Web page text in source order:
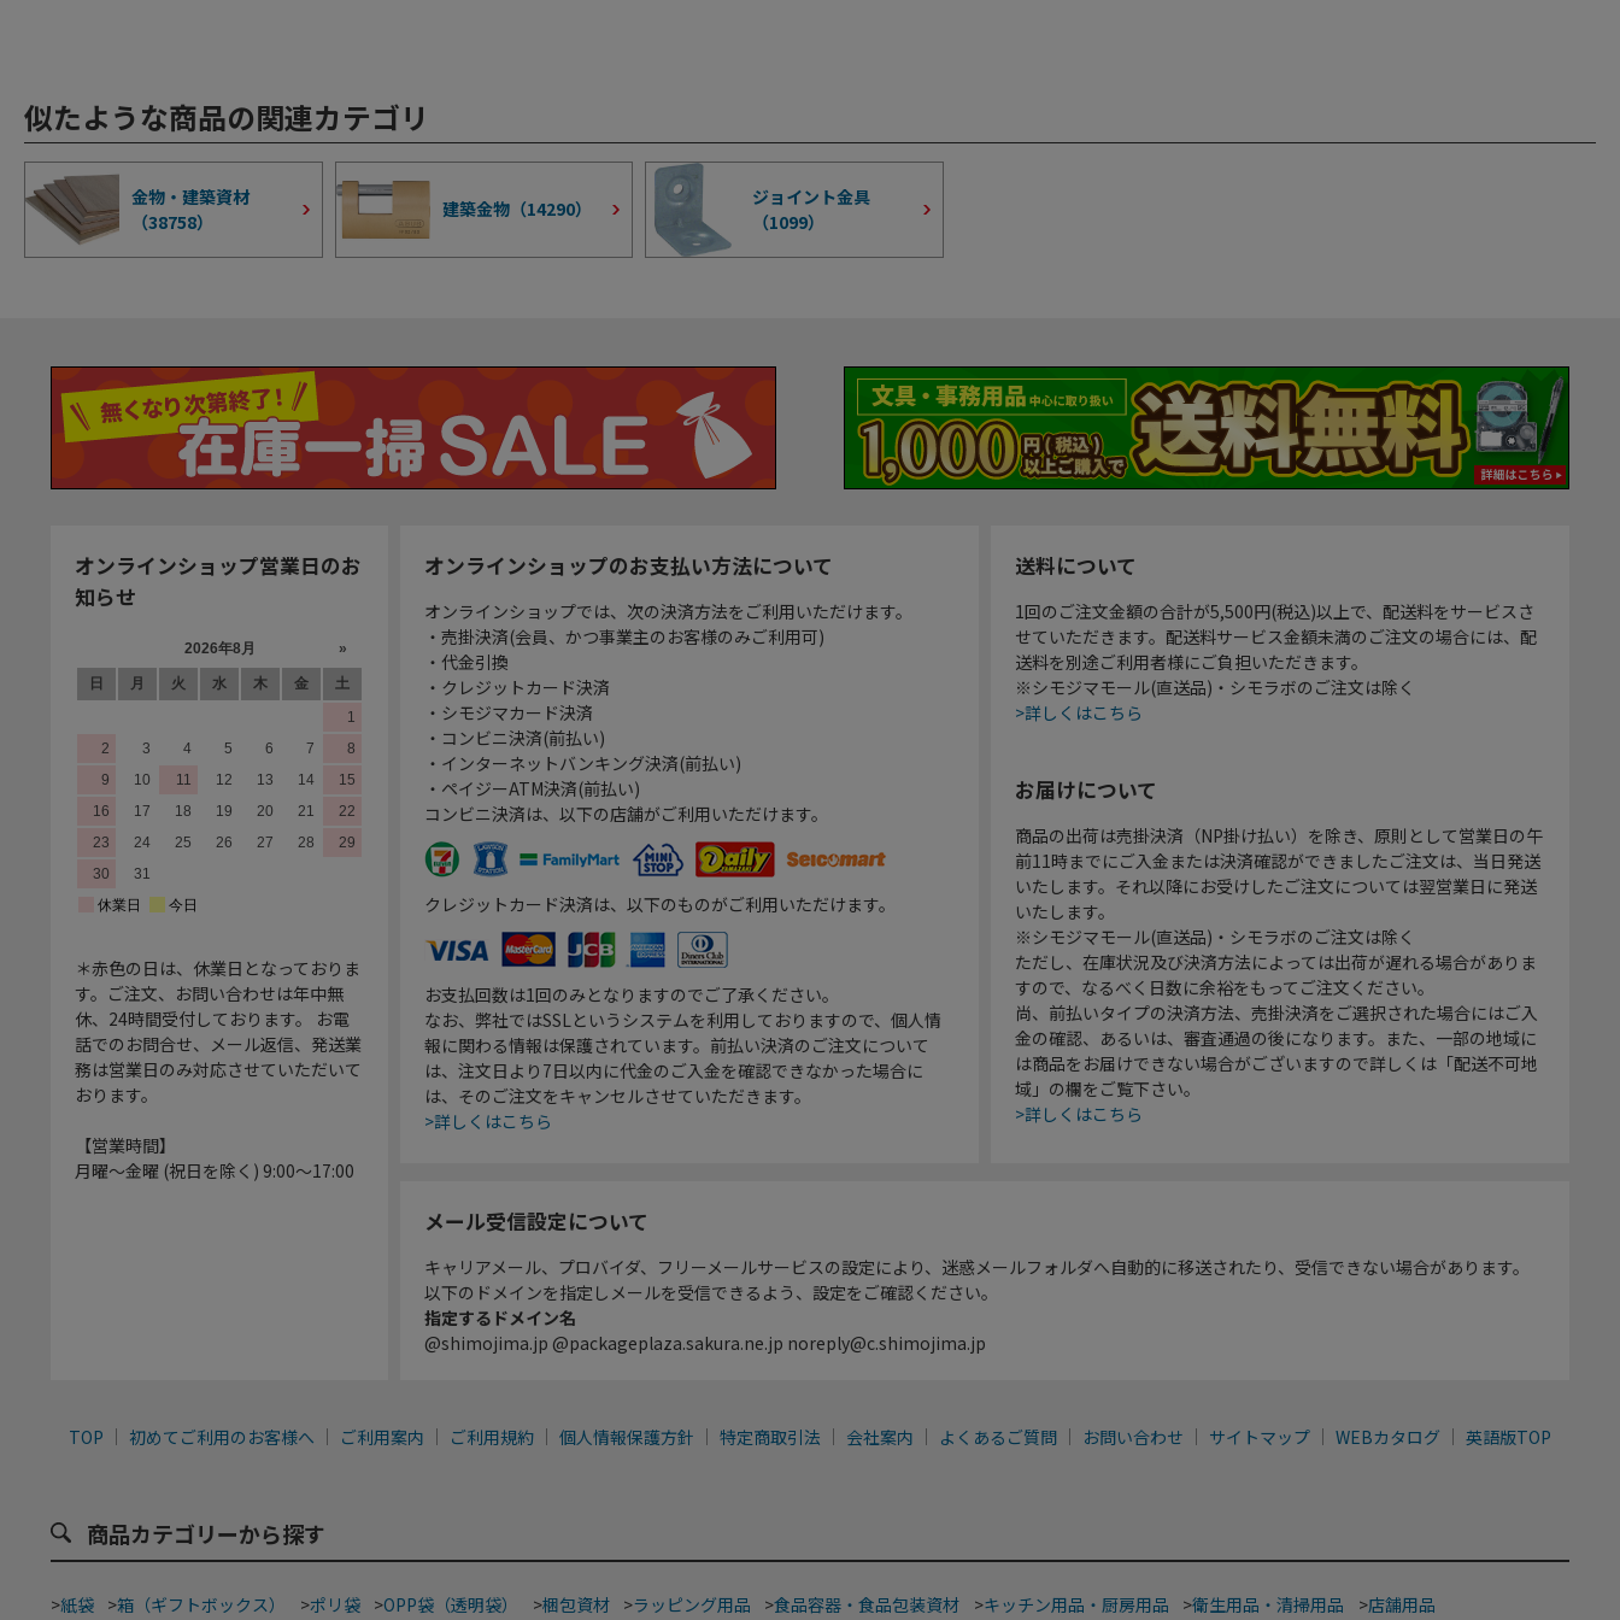
似たような商品の関連カテゴリ
金物・建築資材
（38758）
建築金物（14290）
ジョイント金具
（1099）
オンラインショップ営業日のお
知らせ
＊赤色の日は、休業日となっておりま
す。ご注文、お問い合わせは年中無
休、24時間受付しております。 お電
話でのお問合せ、メール返信、発送業
務は営業日のみ対応させていただいて
おります。
【営業時間】
月曜～金曜 (祝日を除く) 9:00～17:00
オンラインショップのお支払い方法について
オンラインショップでは、次の決済方法をご利用いただけます。
・売掛決済(会員、かつ事業主のお客様のみご利用可)
・代金引換
・クレジットカード決済
・シモジマカード決済
・コンビニ決済(前払い)
・インターネットバンキング決済(前払い)
・ペイジーATM決済(前払い)
コンビニ決済は、以下の店舗がご利用いただけます。
クレジットカード決済は、以下のものがご利用いただけます。
お支払回数は1回のみとなりますのでご了承ください。
なお、弊社ではSSLというシステムを利用しておりますので、個人情
報に関わる情報は保護されています。前払い決済のご注文について
は、注文日より7日以内に代金のご入金を確認できなかった場合に
は、そのご注文をキャンセルさせていただきます。
>詳しくはこちら
送料について
1回のご注文金額の合計が5,500円(税込)以上で、配送料をサービスさ
せていただきます。配送料サービス金額未満のご注文の場合には、配
送料を別途ご利用者様にご負担いただきます。
※シモジマモール(直送品)・シモラボのご注文は除く
>詳しくはこちら
お届けについて
商品の出荷は売掛決済（NP掛け払い）を除き、原則として営業日の午
前11時までにご入金または決済確認ができましたご注文は、当日発送
いたします。それ以降にお受けしたご注文については翌営業日に発送
いたします。
※シモジマモール(直送品)・シモラボのご注文は除く
ただし、在庫状況及び決済方法によっては出荷が遅れる場合がありま
すので、なるべく日数に余裕をもってご注文ください。
尚、前払いタイプの決済方法、売掛決済をご選択された場合にはご入
金の確認、あるいは、審査通過の後になります。また、一部の地域に
は商品をお届けできない場合がございますので詳しくは「配送不可地
域」の欄をご覧下さい。
>詳しくはこちら
メール受信設定について
キャリアメール、プロバイダ、フリーメールサービスの設定により、迷惑メールフォルダへ自動的に移送されたり、受信できない場合があります。
以下のドメインを指定しメールを受信できるよう、設定をご確認ください。
指定するドメイン名
@shimojima.jp @packageplaza.sakura.ne.jp noreply@c.shimojima.jp
TOP 初めてご利用のお客様へ ご利用案内 ご利用規約 個人情報保護方針 特定商取引法 会社案内 よくあるご質問 お問い合わせ サイトマップ WEBカタログ 英語版TOP
商品カテゴリーから探す
>紙袋 >箱（ギフトボックス） >ポリ袋 >OPP袋（透明袋） >梱包資材 >ラッピング用品 >食品容器・食品包装資材 >キッチン用品・厨房用品 >衛生用品・清掃用品 >店舗用品